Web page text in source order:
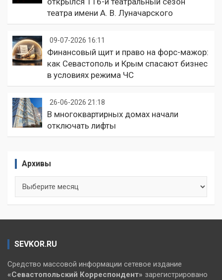
театра имени А. В. Луначарского
09-07-2026 16:11
Финансовый щит и право на форс-мажор:
как Севастополь и Крым спасают бизнес
в условиях режима ЧС
26-06-2026 21:18
В многоквартирных домах начали
отключать лифты
Архивы
SEVKOR.RU
Средство массовой информации сетевое издание
«Севастопольский Корреспондент» зарегистрировано